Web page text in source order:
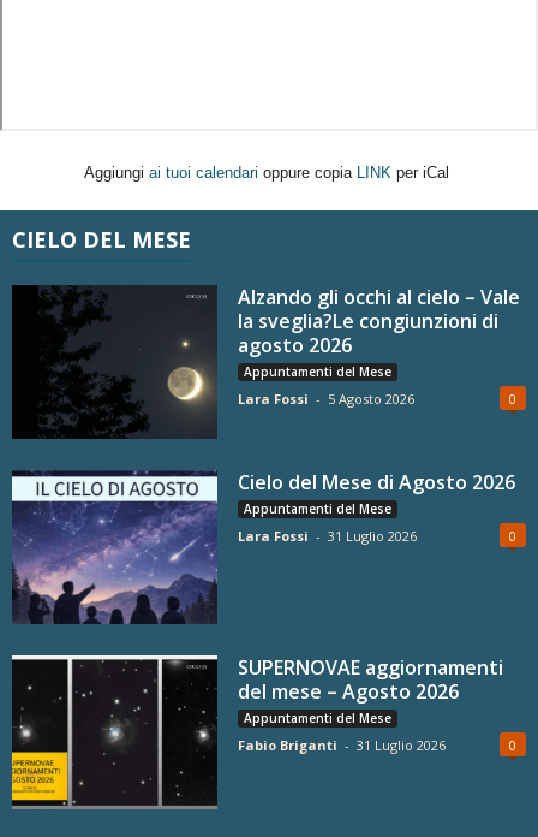
Aggiungi ai tuoi calendari oppure copia LINK per iCal
CIELO DEL MESE
Alzando gli occhi al cielo – Vale
la sveglia?Le congiunzioni di
agosto 2026
Appuntamenti del Mese
Lara Fossi - 5 Agosto 2026 0
Cielo del Mese di Agosto 2026
Appuntamenti del Mese
Lara Fossi - 31 Luglio 2026 0
SUPERNOVAE aggiornamenti
del mese – Agosto 2026
Appuntamenti del Mese
Fabio Briganti - 31 Luglio 2026 0